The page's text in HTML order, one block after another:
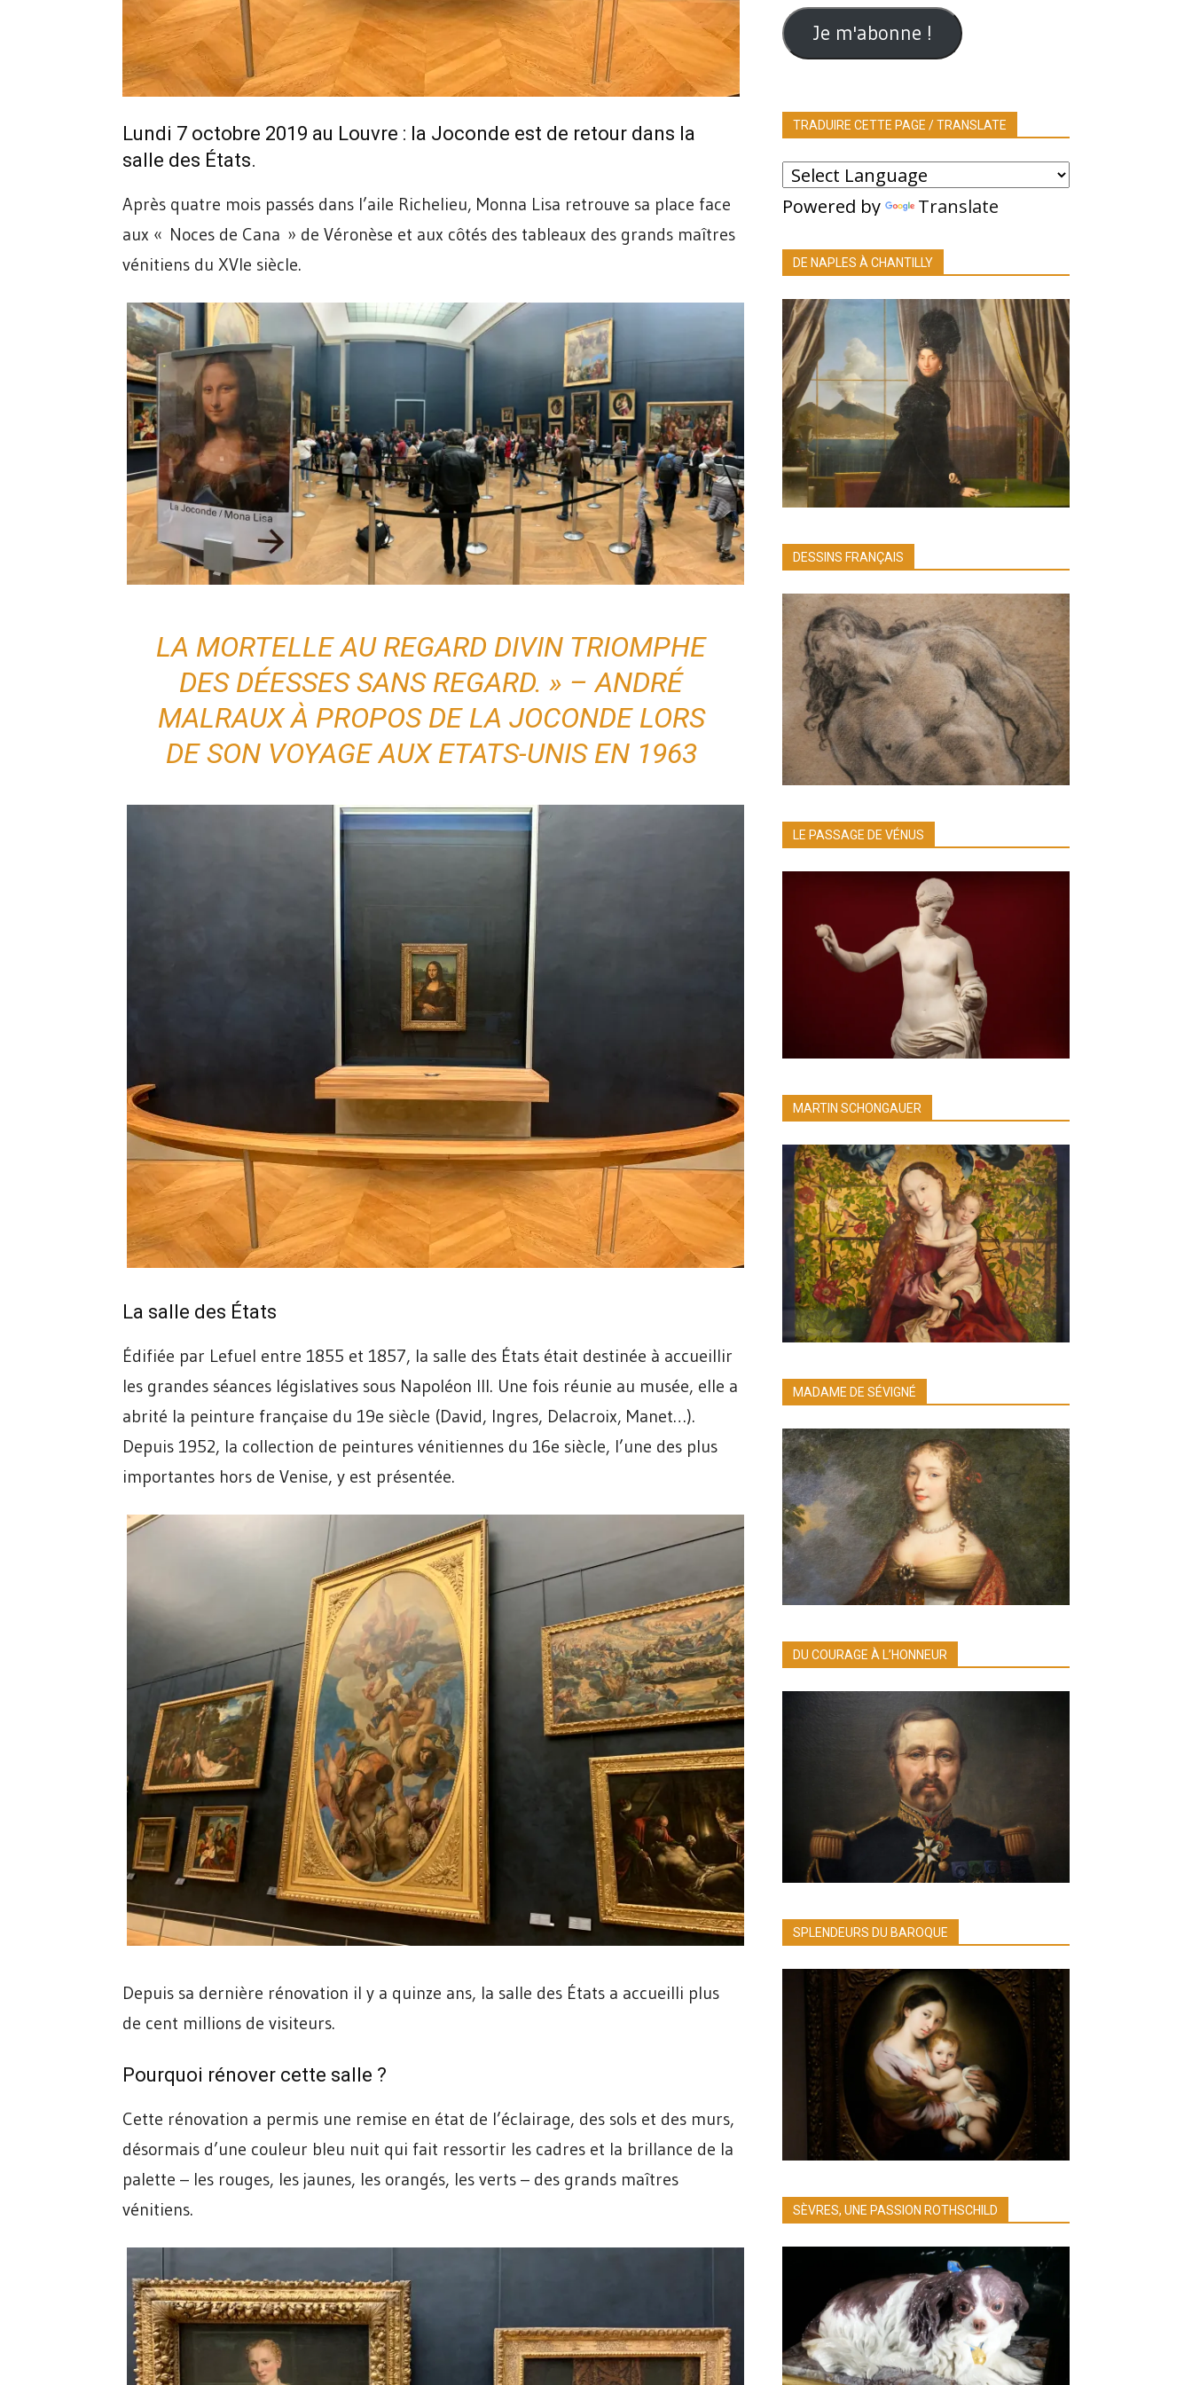
Lundi 7 octobre 2019 au Louvre : la Joconde est de retour dans la
salle des États.
Après quatre mois passés dans l’aile Richelieu, Monna Lisa retrouve sa place face
aux « Noces de Cana » de Véronèse et aux côtés des tableaux des grands maîtres
vénitiens du XVIe siècle.
LA MORTELLE AU REGARD DIVIN TRIOMPHE
DES DÉESSES SANS REGARD. » – ANDRÉ
MALRAUX À PROPOS DE LA JOCONDE LORS
DE SON VOYAGE AUX ETATS-UNIS EN 1963
La salle des États
Édifiée par Lefuel entre 1855 et 1857, la salle des États était destinée à accueillir
les grandes séances législatives sous Napoléon III. Une fois réunie au musée, elle a
abrité la peinture française du 19e siècle (David, Ingres, Delacroix, Manet…).
Depuis 1952, la collection de peintures vénitiennes du 16e siècle, l’une des plus
importantes hors de Venise, y est présentée.
Depuis sa dernière rénovation il y a quinze ans, la salle des États a accueilli plus
de cent millions de visiteurs.
Pourquoi rénover cette salle ?
Cette rénovation a permis une remise en état de l’éclairage, des sols et des murs,
désormais d’une couleur bleu nuit qui fait ressortir les cadres et la brillance de la
palette – les rouges, les jaunes, les orangés, les verts – des grands maîtres
vénitiens.
Je m'abonne !
TRADUIRE CETTE PAGE / TRANSLATE
Powered by Translate
DE NAPLES À CHANTILLY
DESSINS FRANÇAIS
LE PASSAGE DE VÉNUS
MARTIN SCHONGAUER
MADAME DE SÉVIGNÉ
DU COURAGE À L’HONNEUR
SPLENDEURS DU BAROQUE
SÈVRES, UNE PASSION ROTHSCHILD